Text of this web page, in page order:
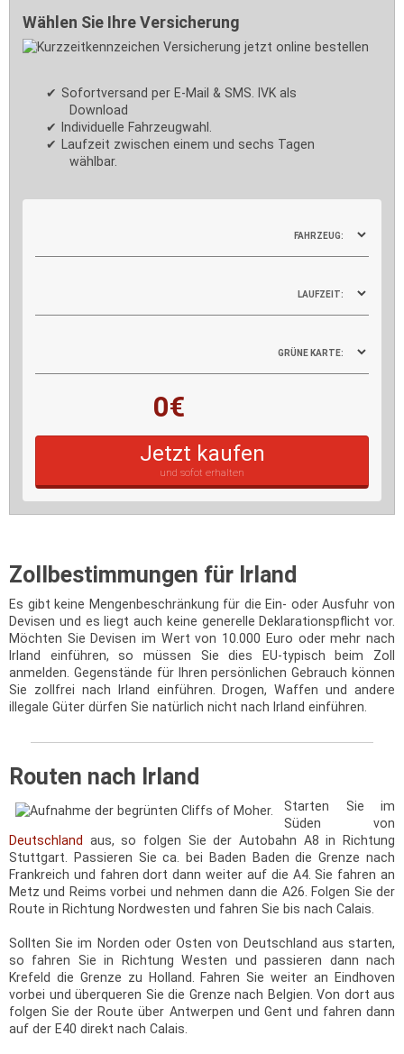
Wählen Sie Ihre Versicherung
Sofortversand per E-Mail & SMS. IVK als
Download
Individuelle Fahrzeugwahl.
Laufzeit zwischen einem und sechs Tagen
wählbar.
FAHRZEUG:
LAUFZEIT:
GRÜNE KARTE:
0€
Jetzt kaufen
und sofot erhalten
Zollbestimmungen für Irland
Es gibt keine Mengenbeschränkung für die Ein- oder Ausfuhr von
Devisen und es liegt auch keine generelle Deklarationspflicht vor.
Möchten Sie Devisen im Wert von 10.000 Euro oder mehr nach
Irland einführen, so müssen Sie dies EU-typisch beim Zoll
anmelden. Gegenstände für Ihren persönlichen Gebrauch können
Sie zollfrei nach Irland einführen. Drogen, Waffen und andere
illegale Güter dürfen Sie natürlich nicht nach Irland einführen.
Routen nach Irland
Starten Sie im
Süden von
Deutschland aus, so folgen Sie der Autobahn A8 in Richtung
Stuttgart. Passieren Sie ca. bei Baden Baden die Grenze nach
Frankreich und fahren dort dann weiter auf die A4. Sie fahren an
Metz und Reims vorbei und nehmen dann die A26. Folgen Sie der
Route in Richtung Nordwesten und fahren Sie bis nach Calais.
Sollten Sie im Norden oder Osten von Deutschland aus starten,
so fahren Sie in Richtung Westen und passieren dann nach
Krefeld die Grenze zu Holland. Fahren Sie weiter an Eindhoven
vorbei und überqueren Sie die Grenze nach Belgien. Von dort aus
folgen Sie der Route über Antwerpen und Gent und fahren dann
auf der E40 direkt nach Calais.